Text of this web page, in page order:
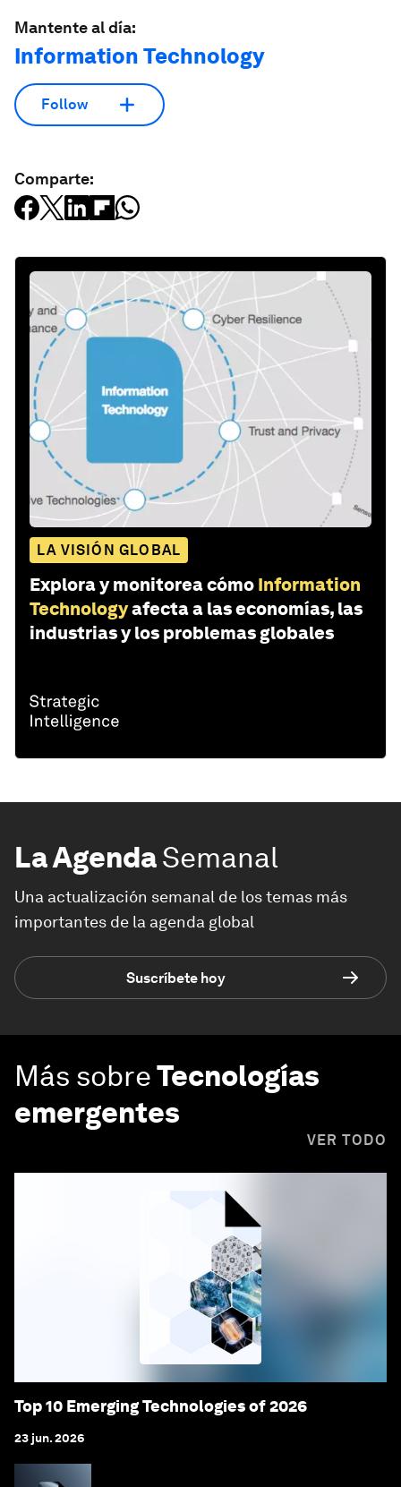
Mantente al día:
Information Technology
Follow
Comparte:
LA VISIÓN GLOBAL
Explora y monitorea cómo Information
Technologyafecta a las economías, las
industrias y los problemas globales
La AgendaSemanal
Una actualización semanal de los temas más
importantes de la agenda global
Suscríbete hoy
Más sobreTecnologías
emergentes
VER TODO
Top 10 Emerging Technologies of 2026
23 jun. 2026